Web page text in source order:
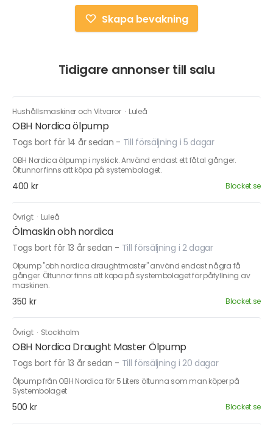
Skapa bevakning
Tidigare annonser till salu
Hushållsmaskiner och Vitvaror · Luleå
OBH Nordica ölpump
Togs bort för 14 år sedan - Till försäljning i 5 dagar
OBH Nordica ölpump i nyskick. Använd endast ett fåtal gånger.
Öltunnor finns att köpa på systembolaget.
400 kr Blocket.se
Övrigt · Luleå
Ölmaskin obh nordica
Togs bort för 13 år sedan - Till försäljning i 2 dagar
Ölpump "obh nordica draughtmaster" använd endast några få
gånger. Öltunnor finns att köpa på systembolaget för påfyllning av
maskinen.
350 kr Blocket.se
Övrigt · Stockholm
OBH Nordica Draught Master Ölpump
Togs bort för 13 år sedan - Till försäljning i 20 dagar
Ölpump från OBH Nordica för 5 Liters öltunna som man köper på
Systembolaget
500 kr Blocket.se